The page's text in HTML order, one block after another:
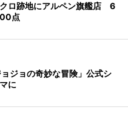
ロ跡地にアルペン旗艦店 6
点
ジョの奇妙な冒険」公式シ
に